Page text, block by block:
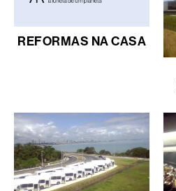
REFORMAS NA CASA